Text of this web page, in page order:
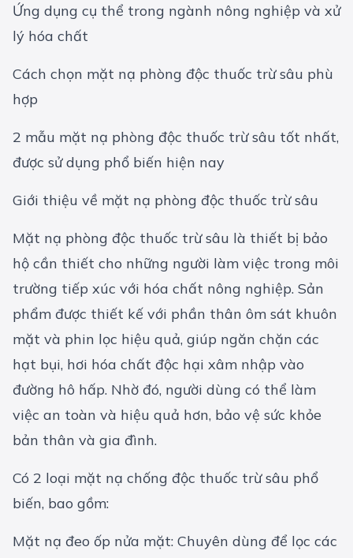
Ứng dụng cụ thể trong ngành nông nghiệp và xử
lý hóa chất
Cách chọn mặt nạ phòng độc thuốc trừ sâu phù
hợp
2 mẫu mặt nạ phòng độc thuốc trừ sâu tốt nhất,
được sử dụng phổ biến hiện nay
Giới thiệu về mặt nạ phòng độc thuốc trừ sâu
Mặt nạ phòng độc thuốc trừ sâu là thiết bị bảo
hộ cần thiết cho những người làm việc trong môi
trường tiếp xúc với hóa chất nông nghiệp. Sản
phẩm được thiết kế với phần thân ôm sát khuôn
mặt và phin lọc hiệu quả, giúp ngăn chặn các
hạt bụi, hơi hóa chất độc hại xâm nhập vào
đường hô hấp. Nhờ đó, người dùng có thể làm
việc an toàn và hiệu quả hơn, bảo vệ sức khỏe
bản thân và gia đình.
Có 2 loại mặt nạ chống độc thuốc trừ sâu phổ
biến, bao gồm:
Mặt nạ đeo ốp nửa mặt: Chuyên dùng để lọc các